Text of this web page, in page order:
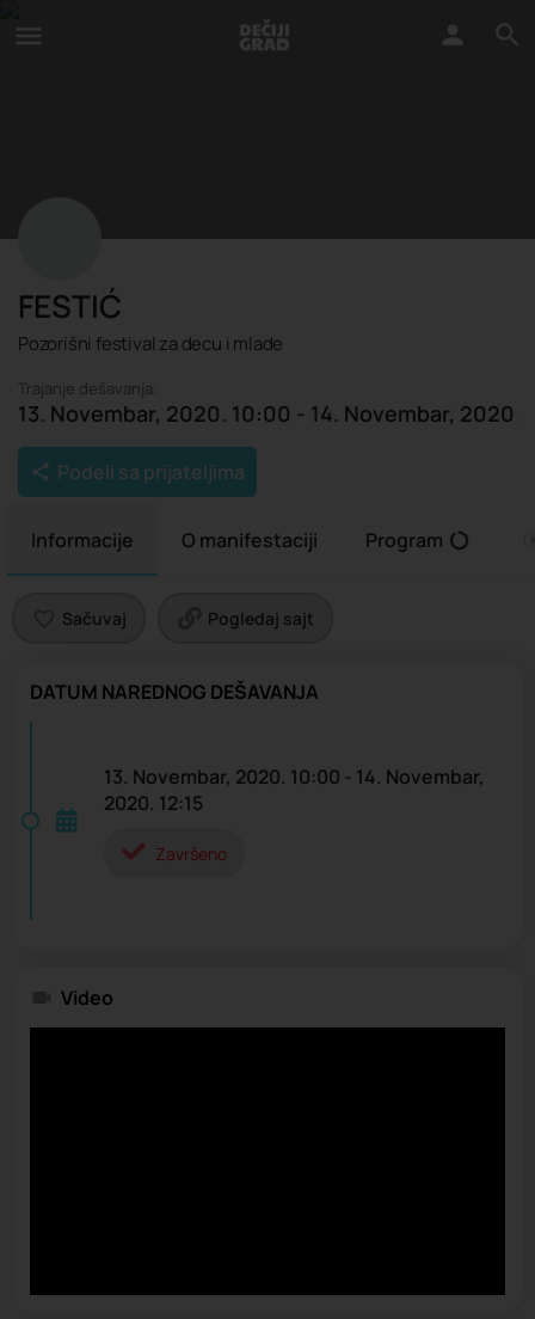
FESTIĆ
Pozorišni festival za decu i mlade
Trajanje dešavanja:
13. Novembar, 2020. 10:00 - 14. Novembar, 2020.
Podeli sa prijateljima
Informacije O manifestaciji Program
Sačuvaj Pogledaj sajt
DATUM NAREDNOG DEŠAVANJA
13. Novembar, 2020. 10:00 - 14. Novembar,
2020. 12:15
Završeno
Video